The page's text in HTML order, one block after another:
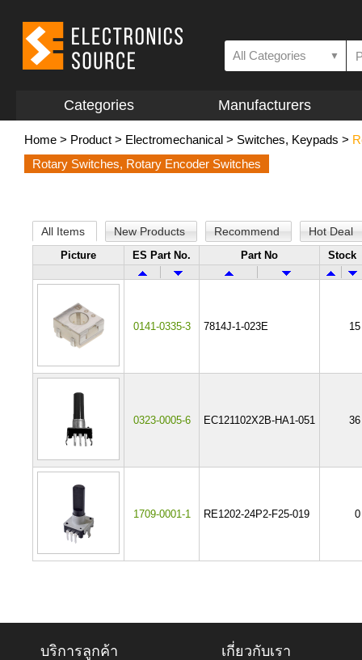
All Categories ▼
Categories Manufacturers
Home > Product > Electromechanical > Switches, Keypads >
Rotary Switches, Rotary Encoder Switches
All Items New Products Recommend Hot Deal
Picture ES Part No. Part No Stock
0141-0335-3 7814J-1-023E 15
0323-0005-6 EC121102X2B-HA1-051 36
1709-0001-1 RE1202-24P2-F25-019 0
บริการลูกค้า เกี่ยวกับเรา